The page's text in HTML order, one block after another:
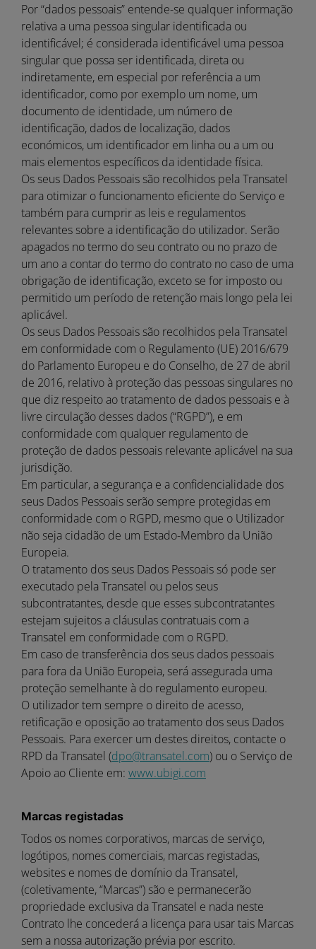
Por “dados pessoais” entende-se qualquer informação
relativa a uma pessoa singular identificada ou
identificável; é considerada identificável uma pessoa
singular que possa ser identificada, direta ou
indiretamente, em especial por referência a um
identificador, como por exemplo um nome, um
documento de identidade, um número de
identificação, dados de localização, dados
económicos, um identificador em linha ou a um ou
mais elementos específicos da identidade física.
Os seus Dados Pessoais são recolhidos pela Transatel
para otimizar o funcionamento eficiente do Serviço e
também para cumprir as leis e regulamentos
relevantes sobre a identificação do utilizador. Serão
apagados no termo do seu contrato ou no prazo de
um ano a contar do termo do contrato no caso de uma
obrigação de identificação, exceto se for imposto ou
permitido um período de retenção mais longo pela lei
aplicável.
Os seus Dados Pessoais são recolhidos pela Transatel
em conformidade com o Regulamento (UE) 2016/679
do Parlamento Europeu e do Conselho, de 27 de abril
de 2016, relativo à proteção das pessoas singulares no
que diz respeito ao tratamento de dados pessoais e à
livre circulação desses dados (“RGPD”), e em
conformidade com qualquer regulamento de
proteção de dados pessoais relevante aplicável na sua
jurisdição.
Em particular, a segurança e a confidencialidade dos
seus Dados Pessoais serão sempre protegidas em
conformidade com o RGPD, mesmo que o Utilizador
não seja cidadão de um Estado-Membro da União
Europeia.
O tratamento dos seus Dados Pessoais só pode ser
executado pela Transatel ou pelos seus
subcontratantes, desde que esses subcontratantes
estejam sujeitos a cláusulas contratuais com a
Transatel em conformidade com o RGPD.
Em caso de transferência dos seus dados pessoais
para fora da União Europeia, será assegurada uma
proteção semelhante à do regulamento europeu.
O utilizador tem sempre o direito de acesso,
retificação e oposição ao tratamento dos seus Dados
Pessoais. Para exercer um destes direitos, contacte o
RPD da Transatel (dpo@transatel.com) ou o Serviço de
Apoio ao Cliente em: www.ubigi.com
Marcas registadas
Todos os nomes corporativos, marcas de serviço,
logótipos, nomes comerciais, marcas registadas,
websites e nomes de domínio da Transatel,
(coletivamente, “Marcas”) são e permanecerão
propriedade exclusiva da Transatel e nada neste
Contrato lhe concederá a licença para usar tais Marcas
sem a nossa autorização prévia por escrito.